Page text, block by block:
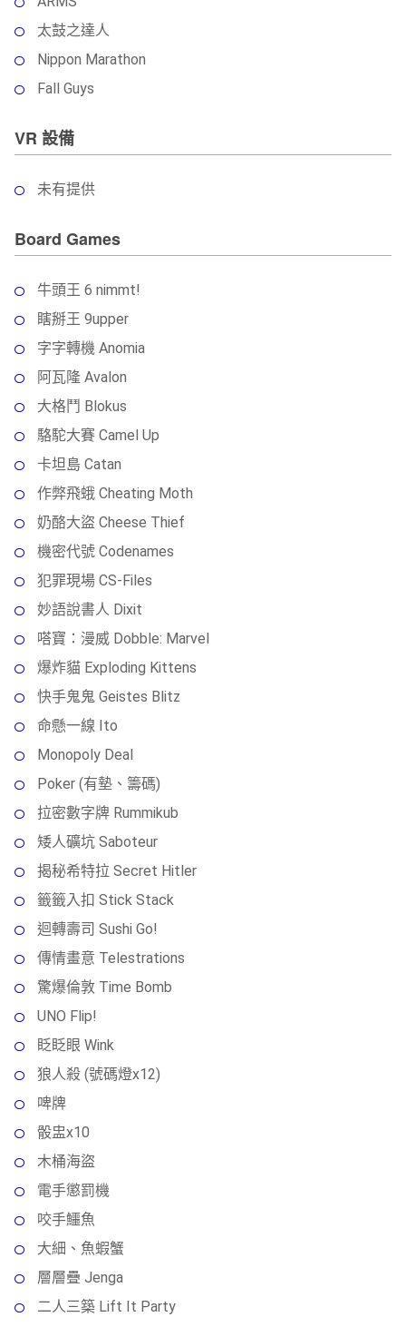
太鼓之達人
Nippon Marathon
Fall Guys
VR 設備
未有提供
Board Games
牛頭王 6 nimmt!
瞎掰王 9upper
字字轉機 Anomia
阿瓦隆 Avalon
大格鬥 Blokus
駱駝大賽 Camel Up
卡坦島 Catan
作弊飛蛾 Cheating Moth
奶酪大盜 Cheese Thief
機密代號 Codenames
犯罪現場 CS-Files
妙語說書人 Dixit
嗒寶：漫威 Dobble: Marvel
爆炸貓 Exploding Kittens
快手鬼鬼 Geistes Blitz
命懸一線 Ito
Monopoly Deal
Poker (有墊、籌碼)
拉密數字牌 Rummikub
矮人礦坑 Saboteur
揭秘希特拉 Secret Hitler
籤籤入扣 Stick Stack
迴轉壽司 Sushi Go!
傳情畫意 Telestrations
驚爆倫敦 Time Bomb
UNO Flip!
眨眨眼 Wink
狼人殺 (號碼燈x12)
啤牌
骰盅x10
木桶海盜
電手懲罰機
咬手鱷魚
大細、魚蝦蟹
層層疊 Jenga
二人三築 Lift It Party